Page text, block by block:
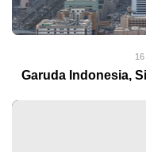
Garuda Indonesia,